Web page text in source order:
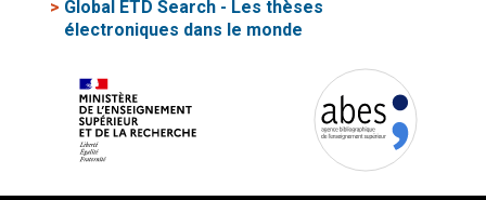
> Global ETD Search - Les thèses
électroniques dans le monde